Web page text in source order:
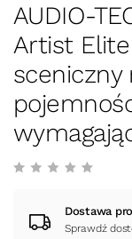
AUDIO-
Artist
sceniczny
Dostawa
Sprawdź